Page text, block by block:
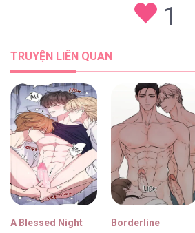
Chinh Phục Nữ Thần
Chinh Phục Nữ Thần
Chinh Phục Nữ Thần
1
TRUYỆN LIÊN QUAN
A Blessed Night
Borderline